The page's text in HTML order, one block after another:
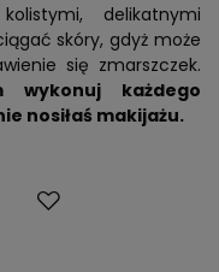
delikatnymi
skóry, gdyż może
się zmarszczek.
wykonuj każdego
nosiłaś makijażu.